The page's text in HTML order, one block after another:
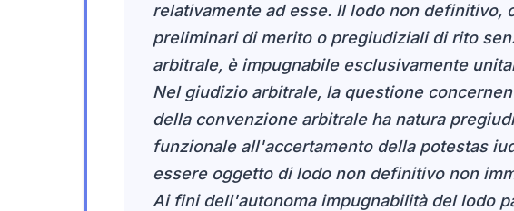
relativamente ad esse. Il lodo non definitivo,
preliminari di merito o pregiudiziali di rito
arbitrale, è impugnabile esclusivamente
Nel giudizio arbitrale, la questione
della convenzione arbitrale ha natura
funzionale all'accertamento della potestas
essere oggetto di lodo non definitivo non
Ai fini dell'autonoma impugnabilità del lodo